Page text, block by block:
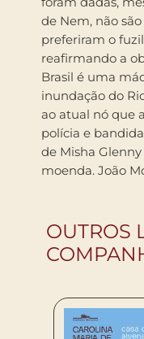
de Nem, não
preferiram o
reafirmando a
Brasil é uma
inundação do
ao atual nó que
polícia e
de Misha
moenda. João
OUTROS